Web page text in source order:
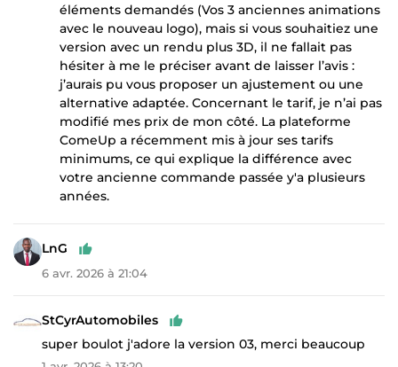
éléments demandés (Vos 3 anciennes animations
avec le nouveau logo), mais si vous souhaitiez une
version avec un rendu plus 3D, il ne fallait pas
hésiter à me le préciser avant de laisser l’avis :
j’aurais pu vous proposer un ajustement ou une
alternative adaptée. Concernant le tarif, je n’ai pas
modifié mes prix de mon côté. La plateforme
ComeUp a récemment mis à jour ses tarifs
minimums, ce qui explique la différence avec
votre ancienne commande passée y'a plusieurs
années.
LnG
6 avr. 2026 à 21:04
StCyrAutomobiles
super boulot j'adore la version 03, merci beaucoup